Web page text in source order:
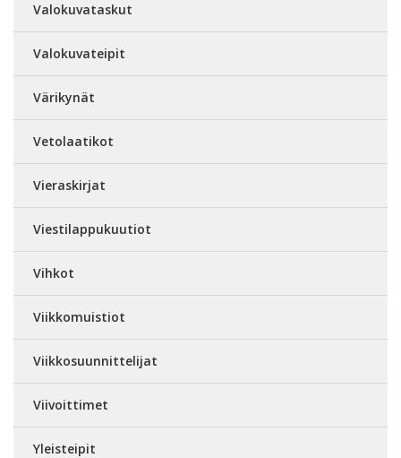
Valokuvataskut
Valokuvateipit
Värikynät
Vetolaatikot
Vieraskirjat
Viestilappukuutiot
Vihkot
Viikkomuistiot
Viikkosuunnittelijat
Viivoittimet
Yleisteipit